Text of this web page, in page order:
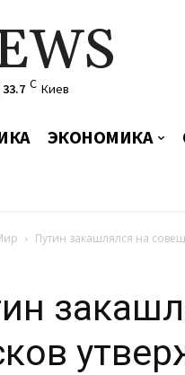
33.7 C Киев
ЭКОНОМИКА
Путин закашлялся на